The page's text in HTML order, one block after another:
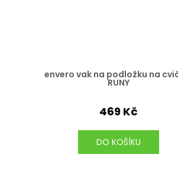
envero vak na podložku na
RUNY
469 Kč
DO KOŠÍKU